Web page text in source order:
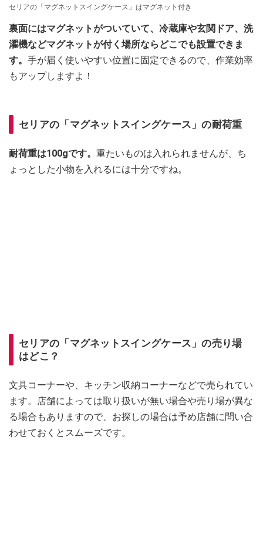
セリアの「マグネットスイングケース」はマグネット付き
裏面にはマグネットがついていて、冷蔵庫や玄関ドア、洗
濯機などマグネットが付く場所ならどこでも設置できま
す。 手が届く使いやすい位置に固定できるので、作業効率
もアップしますよ！
セリアの「マグネットスイングケース」の耐荷重
耐荷重は100gです。 重たいものは入れられませんが、ち
ょっとした小物を入れるには十分ですね。
セリアの「マグネットスイングケース」の売り場
はどこ？
文具コーナーや、キッチン収納コーナーなどで売られてい
ます。店舗によっては取り扱いが無い場合や売り場が異な
る場合もありますので、お探しの場合は予め店舗に問い合
わせておくとスムーズです。